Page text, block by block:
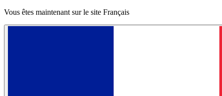
Vous êtes maintenant sur le site Français